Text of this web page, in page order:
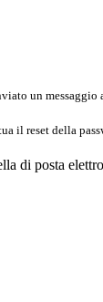
un
il reset della
di posta